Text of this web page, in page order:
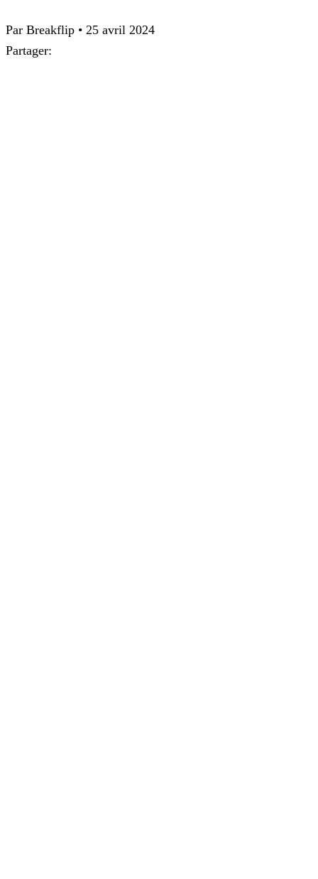
Par Breakflip • 25 avril 2024
Partager: